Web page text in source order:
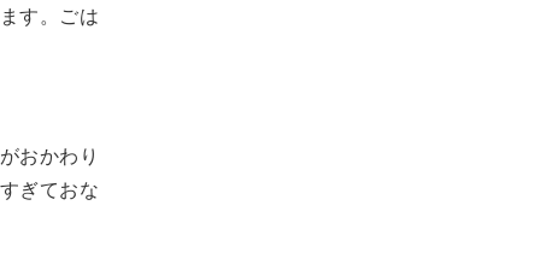
す。ごは
おかわり
ぎておな